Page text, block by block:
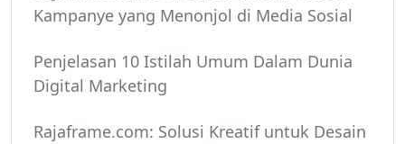
Kampanye yang Menonjol di Media Sosial
Penjelasan 10 Istilah Umum Dalam Dunia
Digital Marketing
Rajaframe.com: Solusi Kreatif untuk Desain